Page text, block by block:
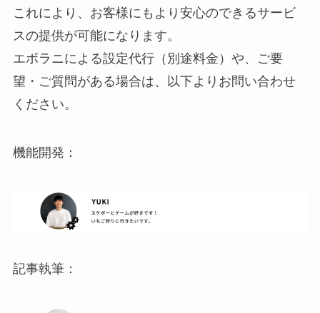
これにより、お客様にもより安心のできるサービ
スの提供が可能になります。
エボラニによる設定代行（別途料金）や、ご要
望・ご質問がある場合は、以下よりお問い合わせ
ください。
機能開発：
記事執筆：